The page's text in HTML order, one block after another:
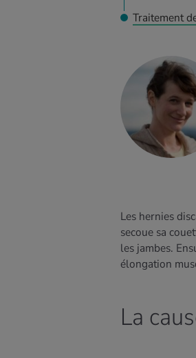
Traitement
Les hernies
secoue sa
les jambes.
élongation
La